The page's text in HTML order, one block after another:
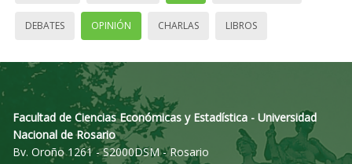
DEBATES OPINIÓN CHARLAS LIBROS
Facultad de Ciencias Económicas y Estadística - Universidad
Nacional de Rosario
Bv. Oroño 1261 - S2000DSM - Rosario